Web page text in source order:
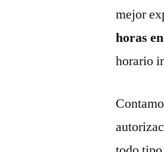
mejor
horas
horario